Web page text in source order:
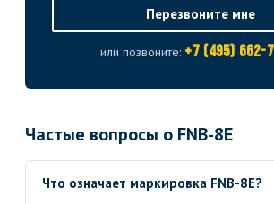
Перезвоните мне
или позвоните: +7 (495) 662-
Частые вопросы о FNB-8E
Что означает маркировка FNB-8E?